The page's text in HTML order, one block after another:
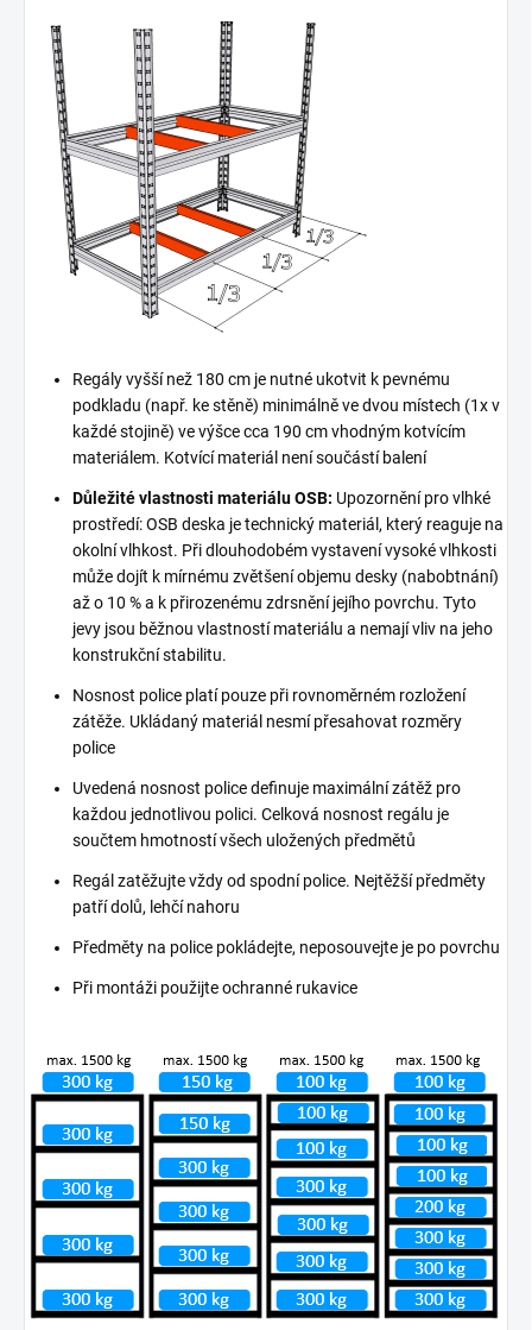
Regály vyšší než 180 cm je nutné ukotvit k pevnému
podkladu (např. ke stěně) minimálně ve dvou místech (1x v
každé stojině) ve výšce cca 190 cm vhodným kotvícím
materiálem. Kotvící materiál není součástí balení
Důležité vlastnosti materiálu OSB: Upozornění pro vlhké
prostředí: OSB deska je technický materiál, který reaguje na
okolní vlhkost. Při dlouhodobém vystavení vysoké vlhkosti
může dojít k mírnému zvětšení objemu desky (nabobtnání)
až o 10 % a k přirozenému zdrsnění jejího povrchu. Tyto
jevy jsou běžnou vlastností materiálu a nemají vliv na jeho
konstrukční stabilitu.
Nosnost police platí pouze při rovnoměrném rozložení
zátěže. Ukládaný materiál nesmí přesahovat rozměry
police
Uvedená nosnost police definuje maximální zátěž pro
každou jednotlivou polici. Celková nosnost regálu je
součtem hmotností všech uložených předmětů
Regál zatěžujte vždy od spodní police. Nejtěžší předměty
patří dolů, lehčí nahoru
Předměty na police pokládejte, neposouvejte je po povrchu
Při montáži použijte ochranné rukavice